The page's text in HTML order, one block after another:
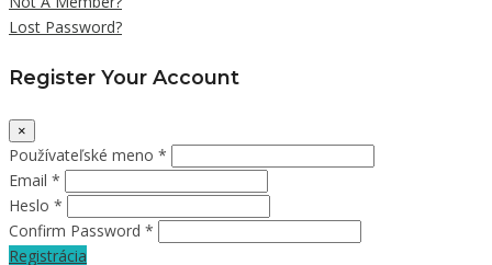
Lost Password?
Register Your Account
×
Používateľské meno *
Email *
Heslo *
Confirm Password *
Registrácia